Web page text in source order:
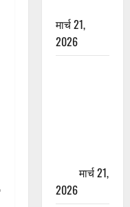
मार्च 21,
2026
मार्च 21,
2026